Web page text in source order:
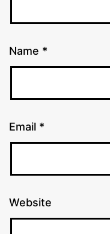
Name *
Email *
Website